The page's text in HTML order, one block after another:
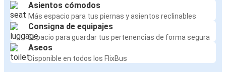
Asientos cómodos
Más espacio para tus piernas y asientos reclinables
Consigna de equipajes
Espacio para guardar tus pertenencias de forma segura
Aseos
Disponible en todos los FlixBus